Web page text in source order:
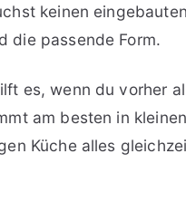
keinen
die passende Form.
es, wenn du vorher
am besten in
Küche alles